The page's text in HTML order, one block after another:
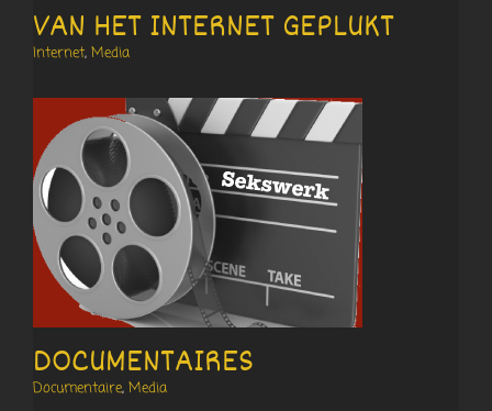
VAN HET INTERNET GEPLUKT
Internet, Media
DOCUMENTAIRES
Documentaire, Media